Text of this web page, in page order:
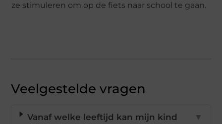
ze stimuleren om op de fiets naar school te gaan.
Veelgestelde vragen
Vanaf welke leeftijd kan mijn kind
▼